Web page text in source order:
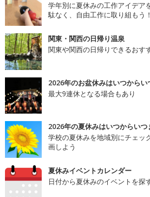
学年別に夏休みの工作アイデア
駄なく、自由工作に取り組もう！
関東・関西の日帰り温泉
関東や関西の日帰りできるおす
2026年のお盆休みはいつからい
最大9連休となる場合もあり
2026年の夏休みはいつからいつ
学校の夏休みを地域別にチェッ
画しよう
夏休みイベントカレンダー
日付から夏休みのイベントを探